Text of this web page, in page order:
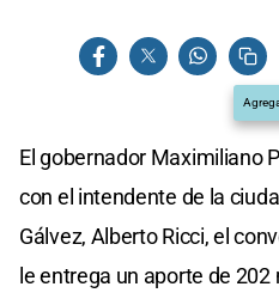
El gobernador Maximiliano
con el intendente de la
Gálvez, Alberto Ricci, el
le entrega un aporte de 202